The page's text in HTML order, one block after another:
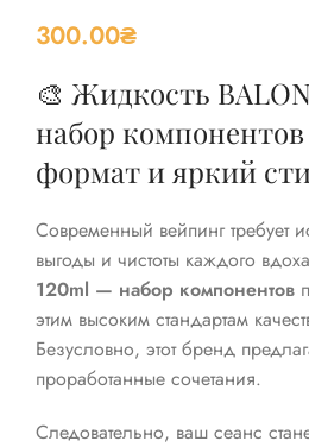
300.00₴
🎨 Жидкость
набор
формат и яркий
Современный вейпинг требует
выгоды и чистоты каждого
120ml — набор компонентов
этим высоким стандартам
Безусловно, этот бренд
проработанные сочетания.
Следовательно, ваш сеанс